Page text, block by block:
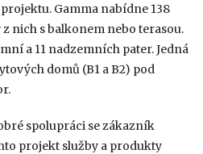
Gamma nabídne 138
nich s balkonem nebo terasou.
a 11 nadzemních pater. Jedná
domů (B1 a B2) pod
spolupráci se zákazník
projekt služby a produkty